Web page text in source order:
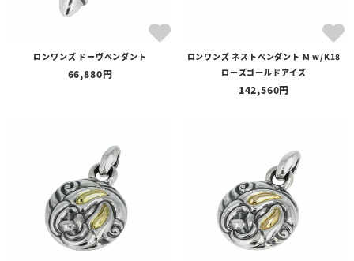
ロンワンズ ドーヴペンダント
66,880
ロンワンズ ネストペンダント M w/K18
ローズゴールドアイズ
142,560